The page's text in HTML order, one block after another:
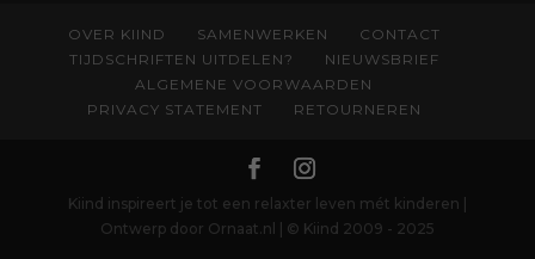
OVER KIIND SAMENWERKEN
CONTACT
TIJDSCHRIFTEN UITDELEN?
NIEUWSBRIEF
ALGEMENE VOORWAARDEN
PRIVACY STATEMENT
RETOURNEREN
Kiind inspireert je tot een relaxter leven mét kinderen |
Ontwerp door Ornaat.nl | © Kiind 2009 - 2025